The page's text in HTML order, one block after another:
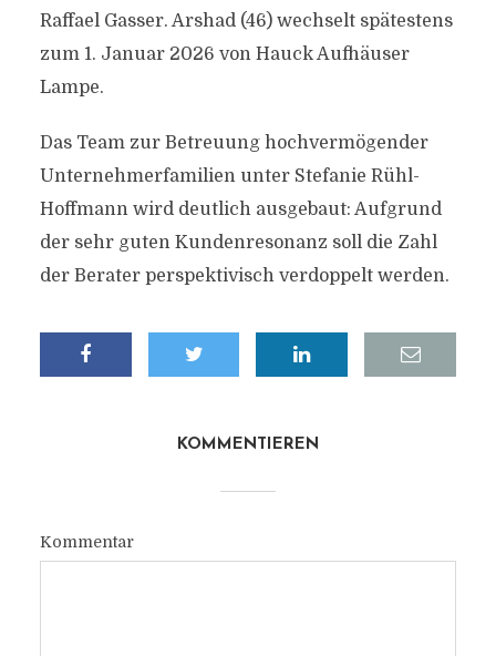
Raffael Gasser. Arshad (46) wechselt spätestens
zum 1. Januar 2026 von Hauck Aufhäuser
Lampe.
Das Team zur Betreuung hochvermögender
Unternehmerfamilien unter Stefanie Rühl-
Hoffmann wird deutlich ausgebaut: Aufgrund
der sehr guten Kundenresonanz soll die Zahl
der Berater perspektivisch verdoppelt werden.
KOMMENTIEREN
Kommentar